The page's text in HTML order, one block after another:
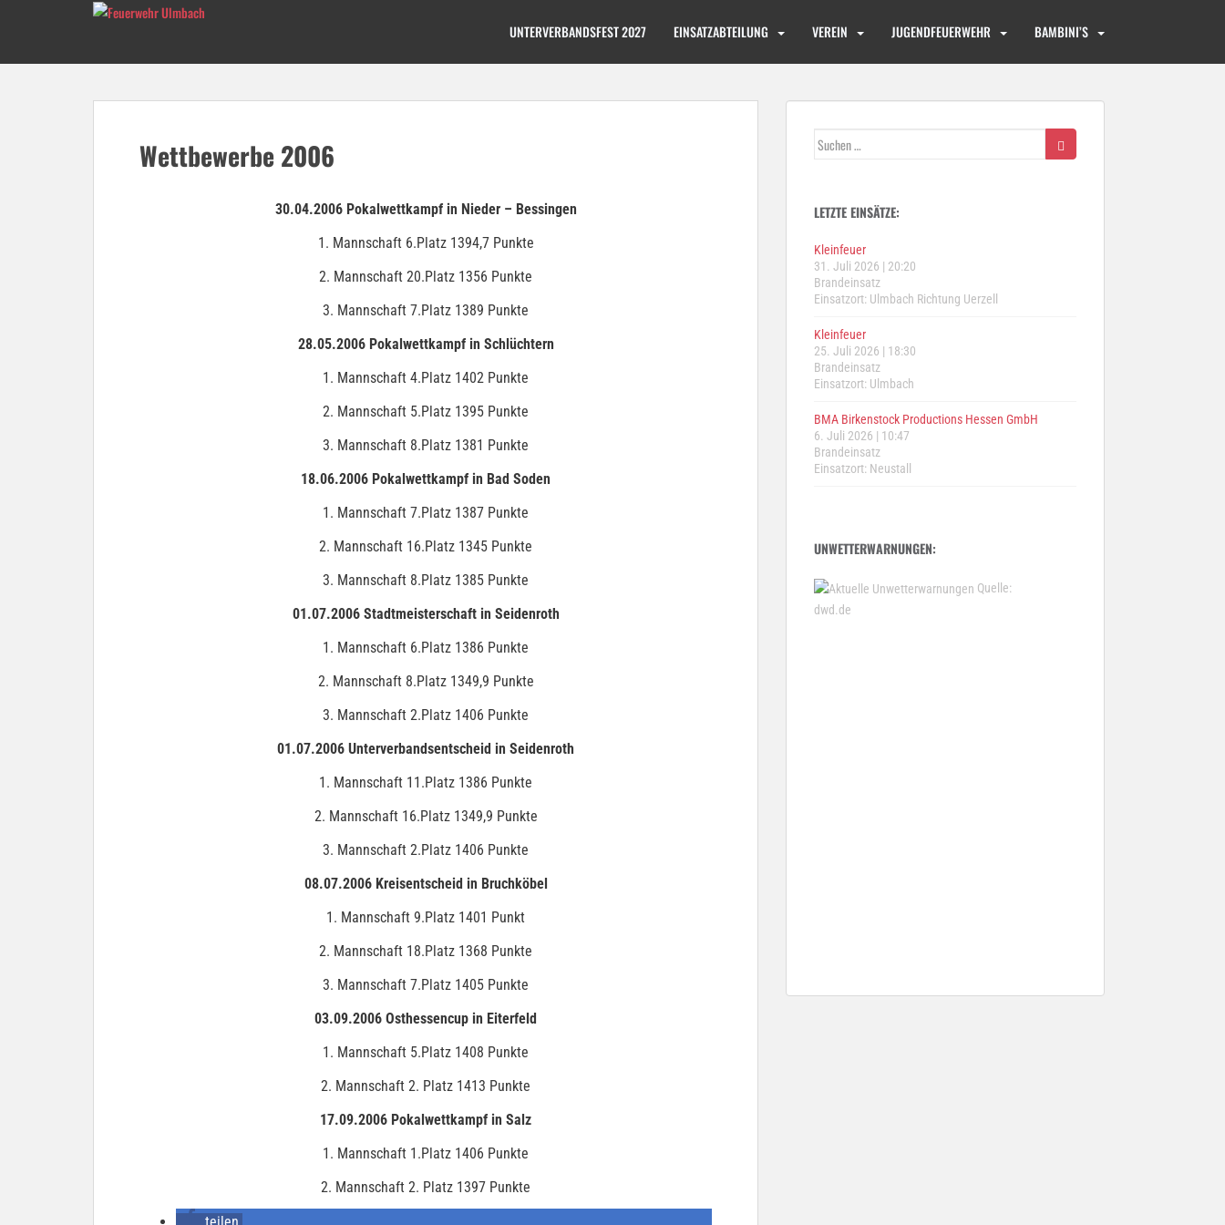
UNTERVERBANDSFEST 2027 EINSATZABTEILUNG VEREIN JUGENDFEUERWEHR BAMBINI’S
Wettbewerbe 2006
30.04.2006 Pokalwettkampf in Nieder – Bessingen
1. Mannschaft 6.Platz 1394,7 Punkte
2. Mannschaft 20.Platz 1356 Punkte
3. Mannschaft 7.Platz 1389 Punkte
28.05.2006 Pokalwettkampf in Schlüchtern
1. Mannschaft 4.Platz 1402 Punkte
2. Mannschaft 5.Platz 1395 Punkte
3. Mannschaft 8.Platz 1381 Punkte
18.06.2006 Pokalwettkampf in Bad Soden
1. Mannschaft 7.Platz 1387 Punkte
2. Mannschaft 16.Platz 1345 Punkte
3. Mannschaft 8.Platz 1385 Punkte
01.07.2006 Stadtmeisterschaft in Seidenroth
1. Mannschaft 6.Platz 1386 Punkte
2. Mannschaft 8.Platz 1349,9 Punkte
3. Mannschaft 2.Platz 1406 Punkte
01.07.2006 Unterverbandsentscheid in Seidenroth
1. Mannschaft 11.Platz 1386 Punkte
2. Mannschaft 16.Platz 1349,9 Punkte
3. Mannschaft 2.Platz 1406 Punkte
08.07.2006 Kreisentscheid in Bruchköbel
1. Mannschaft 9.Platz 1401 Punkt
2. Mannschaft 18.Platz 1368 Punkte
3. Mannschaft 7.Platz 1405 Punkte
03.09.2006 Osthessencup in Eiterfeld
1. Mannschaft 5.Platz 1408 Punkte
2. Mannschaft 2. Platz 1413 Punkte
17.09.2006 Pokalwettkampf in Salz
1. Mannschaft 1.Platz 1406 Punkte
2. Mannschaft 2. Platz 1397 Punkte
Suchen
LETZTE EINSÄTZE:
Kleinfeuer
31. Juli 2026 | 20:20
Brandeinsatz
Einsatzort: Ulmbach Richtung Uerzell
Kleinfeuer
25. Juli 2026 | 18:30
Brandeinsatz
Einsatzort: Ulmbach
BMA Birkenstock Productions Hessen GmbH
6. Juli 2026 | 10:47
Brandeinsatz
Einsatzort: Neustall
UNWETTERWARNUNGEN:
Quelle:
dwd.de